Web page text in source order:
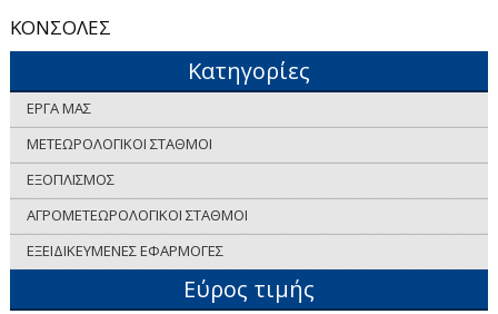
ΚΟΝΣΟΛΕΣ
Κατηγορίες
ΕΡΓΑ ΜΑΣ
ΜΕΤΕΩΡΟΛΟΓΙΚΟΙ ΣΤΑΘΜΟΙ
ΕΞΟΠΛΙΣΜΟΣ
ΑΓΡΟΜΕΤΕΩΡΟΛΟΓΙΚΟΙ ΣΤΑΘΜΟΙ
ΕΞΕΙΔΙΚΕΥΜΕΝΕΣ ΕΦΑΡΜΟΓΕΣ
Εύρος τιμής